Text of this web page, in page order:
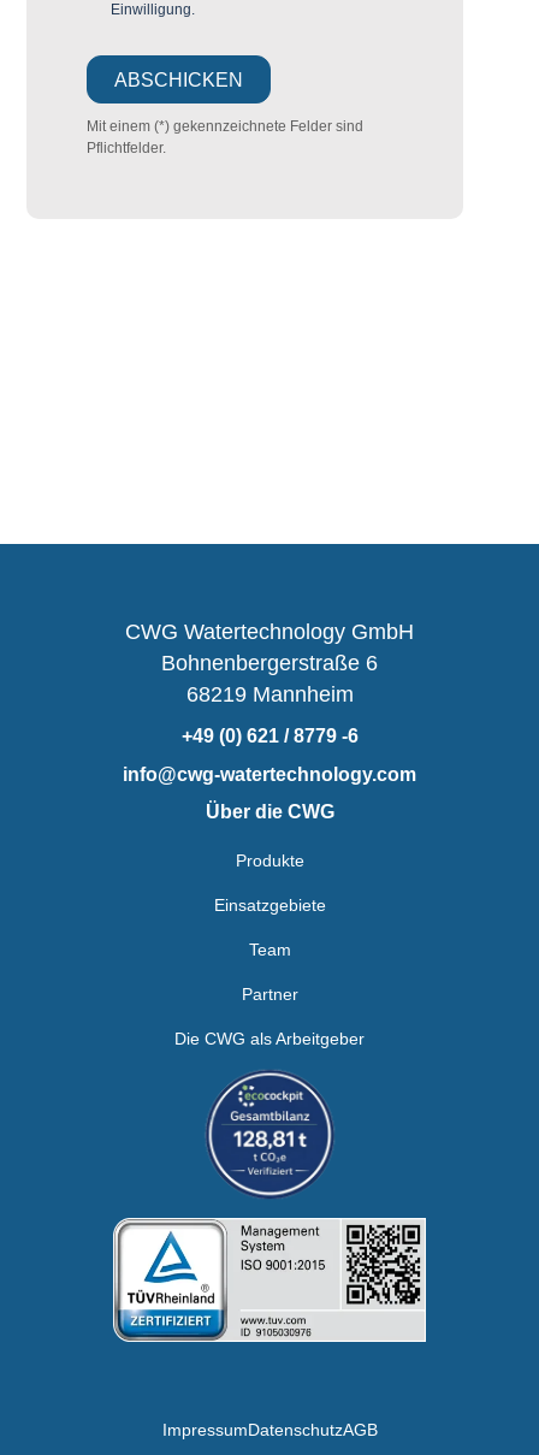
Einwilligung.
Mit einem (*) gekennzeichnete Felder sind
Pflichtfelder.
CWG Watertechnology GmbH
Bohnenbergerstraße 6
68219 Mannheim
+49 (0) 621 / 8779 -6
info@cwg-watertechnology.com
Über die CWG
Produkte
Einsatzgebiete
Team
Partner
Die CWG als Arbeitgeber
ImpressumDatenschutzAGB